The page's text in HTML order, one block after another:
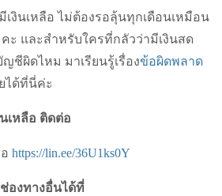
งินเหลือ ไม่ต้องรอลุ้นทุกเดือนเหมือน
ะ และสำหรับใครที่กลัวว่ามีเงินสด
ผิดไหม มาเรียนรู้เรื่องข้อผิดพลาด
ได้ที่นี่ค่ะ
เหลือ ติดต่อ
https://lin.ee/36U1ks0Y
ช่องทางอื่นได้ที่